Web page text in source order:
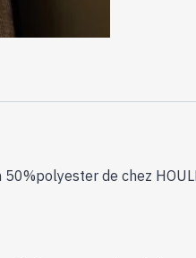
de chez